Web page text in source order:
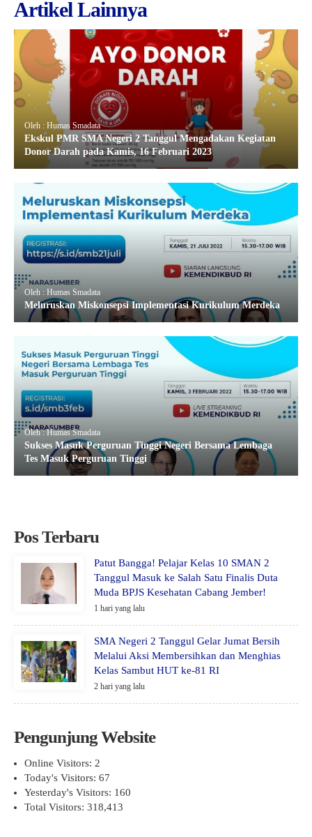
Artikel Lainnya
Oleh : Humas Smadata
Ekskul PMR SMA Negeri 2 Tanggul Mengadakan Kegiatan
Donor Darah pada Kamis, 16 Februari 2023
Oleh : Humas Smadata
Meluruskan Miskonsepsi Implementasi Kurikulum Merdeka
Oleh : Humas Smadata
Sukses Masuk Perguruan Tinggi Negeri Bersama Lembaga
Tes Masuk Perguruan Tinggi
Pos Terbaru
Patut Bangga! Pelajar Kelas 10 SMAN 2
Tanggul Masuk ke Salah Satu Finalis Duta
Muda BPJS Kesehatan Cabang Jember!
1 hari yang lalu
SMA Negeri 2 Tanggul Gelar Jumat Bersih
Melalui Aksi Membersihkan dan Menghias
Kelas Sambut HUT ke-81 RI
2 hari yang lalu
Pengunjung Website
Online Visitors: 2
Today's Visitors: 67
Yesterday's Visitors: 160
Total Visitors: 318,413